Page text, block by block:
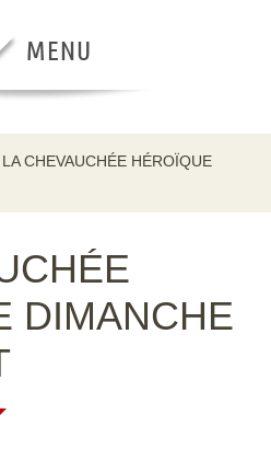
LA CHEVAUCHÉE HÉROÏQUE
DIMANCHE